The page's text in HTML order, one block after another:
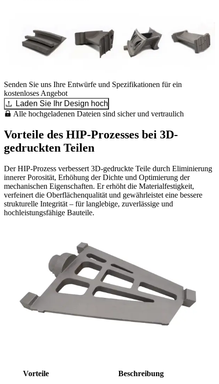
Senden Sie uns Ihre Entwürfe und Spezifikationen für ein
kostenloses Angebot
Laden Sie Ihr Design hoch
Alle hochgeladenen Dateien sind sicher und vertraulich
Vorteile des HIP-Prozesses bei 3D-
gedruckten Teilen
Der HIP-Prozess verbessert 3D-gedruckte Teile durch Eliminierung
innerer Porosität, Erhöhung der Dichte und Optimierung der
mechanischen Eigenschaften. Er erhöht die Materialfestigkeit,
verfeinert die Oberflächenqualität und gewährleistet eine bessere
strukturelle Integrität – für langlebige, zuverlässige und
hochleistungsfähige Bauteile.
Vorteile Beschreibung